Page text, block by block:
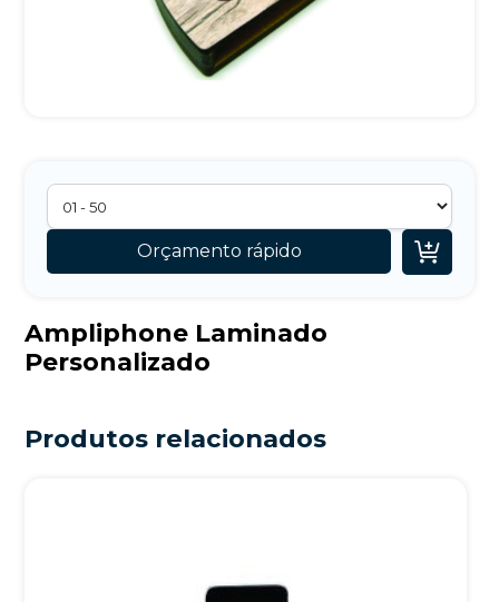
Orçamento rápido 
Ampliphone Laminado
Personalizado
Produtos relacionados